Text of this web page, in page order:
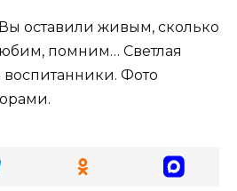
оставили живым, сколько
помним… Светлая
Фото